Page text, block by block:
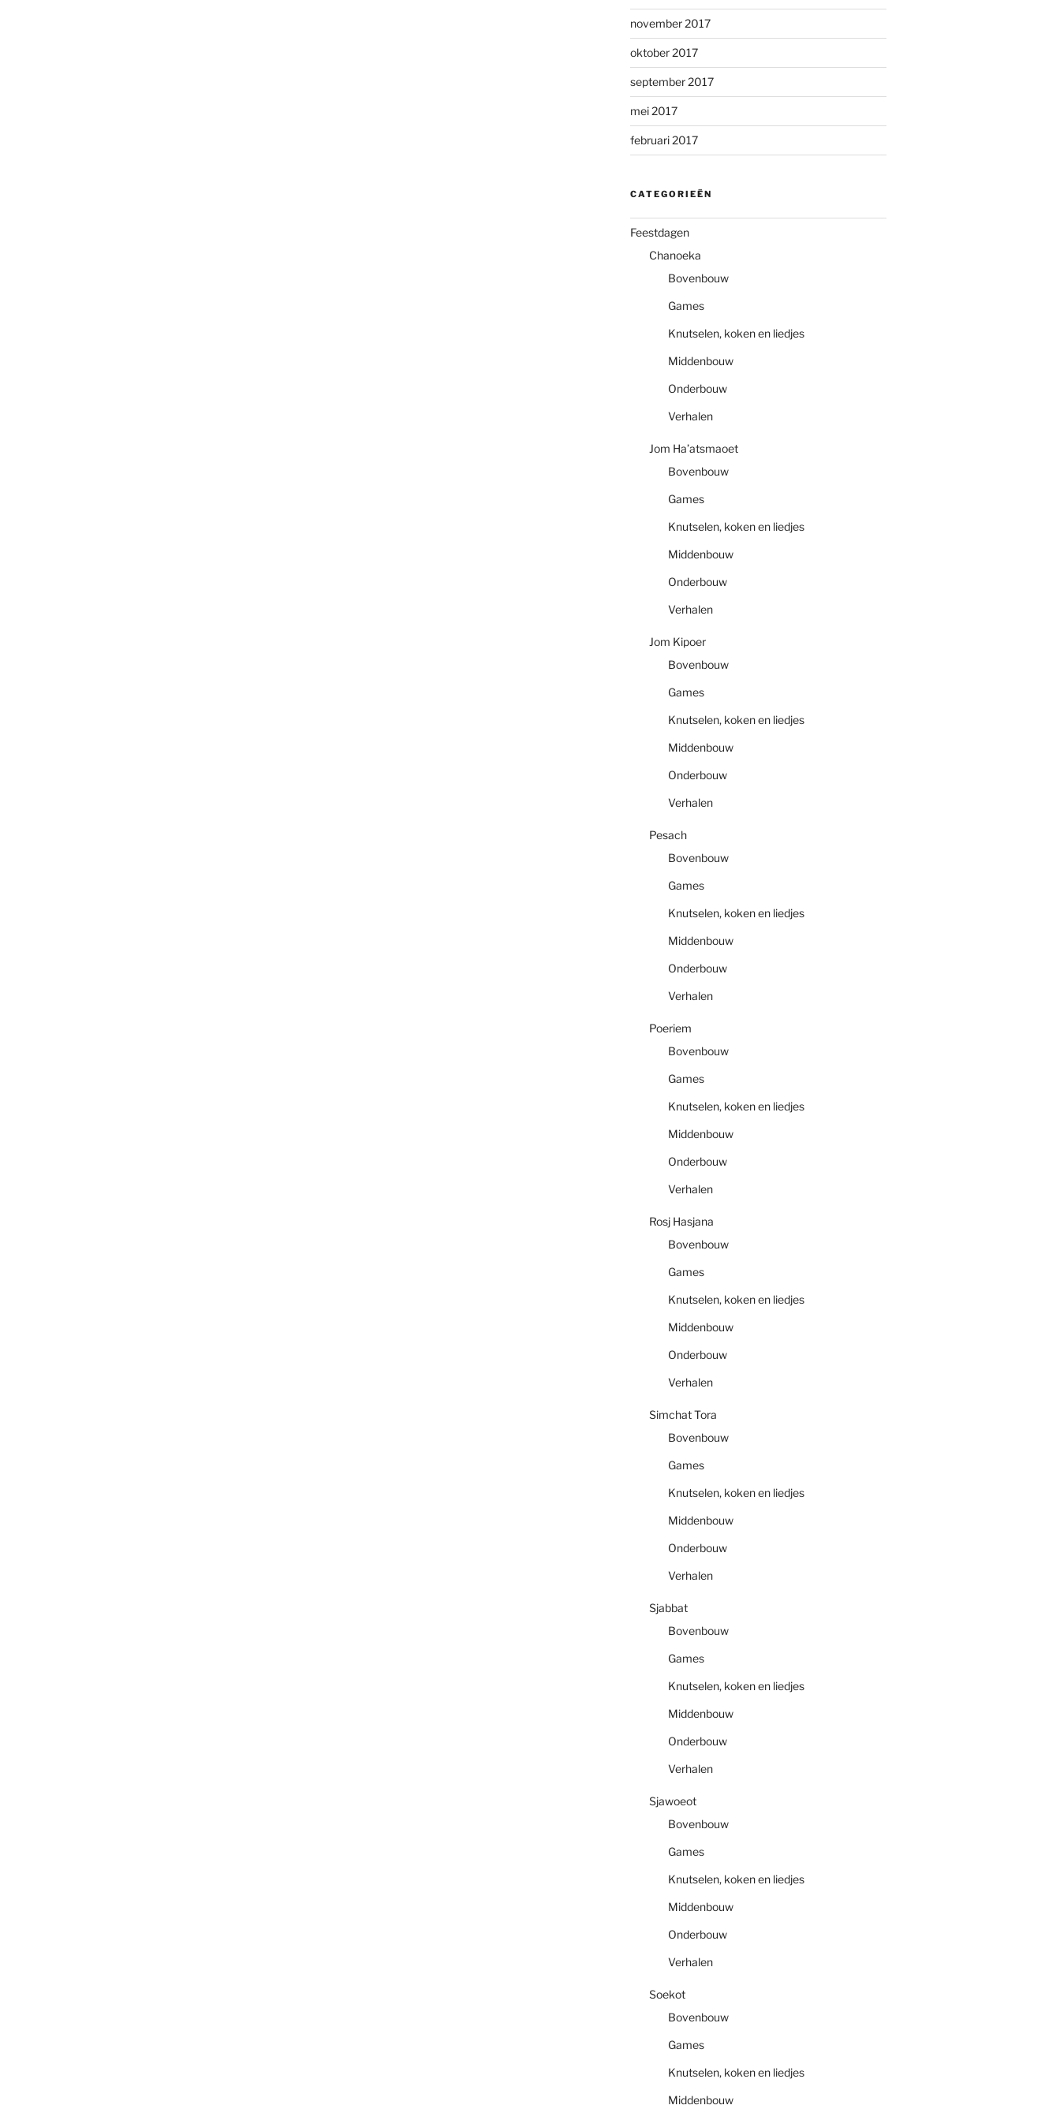
november 2017
oktober 2017
september 2017
mei 2017
februari 2017
CATEGORIEËN
Feestdagen
Chanoeka
Bovenbouw
Games
Knutselen, koken en liedjes
Middenbouw
Onderbouw
Verhalen
Jom Ha’atsmaoet
Bovenbouw
Games
Knutselen, koken en liedjes
Middenbouw
Onderbouw
Verhalen
Jom Kipoer
Bovenbouw
Games
Knutselen, koken en liedjes
Middenbouw
Onderbouw
Verhalen
Pesach
Bovenbouw
Games
Knutselen, koken en liedjes
Middenbouw
Onderbouw
Verhalen
Poeriem
Bovenbouw
Games
Knutselen, koken en liedjes
Middenbouw
Onderbouw
Verhalen
Rosj Hasjana
Bovenbouw
Games
Knutselen, koken en liedjes
Middenbouw
Onderbouw
Verhalen
Simchat Tora
Bovenbouw
Games
Knutselen, koken en liedjes
Middenbouw
Onderbouw
Verhalen
Sjabbat
Bovenbouw
Games
Knutselen, koken en liedjes
Middenbouw
Onderbouw
Verhalen
Sjawoeot
Bovenbouw
Games
Knutselen, koken en liedjes
Middenbouw
Onderbouw
Verhalen
Soekot
Bovenbouw
Games
Knutselen, koken en liedjes
Middenbouw